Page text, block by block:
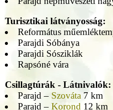
Turisztikai látványosság:
Református
Parajdi Sóbánya
Parajdi Sósziklák
Rapsóné vára
Csillagtúrák - Látnivalók:
Parajd – Szováta 7 km
Parajd – Korond 12 km